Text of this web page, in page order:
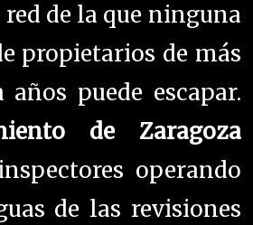
de la que ninguna
propietarios de más
años puede escapar.
de Zaragoza
operando
de las revisiones